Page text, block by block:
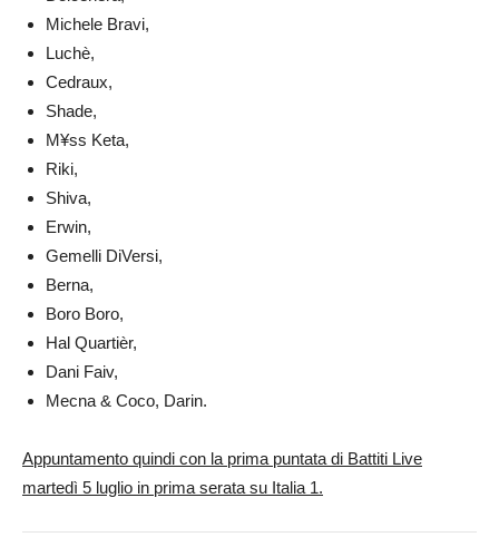
Michele Bravi,
Luchè,
Cedraux,
Shade,
M¥ss Keta,
Riki,
Shiva,
Erwin,
Gemelli DiVersi,
Berna,
Boro Boro,
Hal Quartièr,
Dani Faiv,
Mecna & Coco, Darin.
Appuntamento quindi con la prima puntata di Battiti Live
martedì 5 luglio in prima serata su Italia 1.